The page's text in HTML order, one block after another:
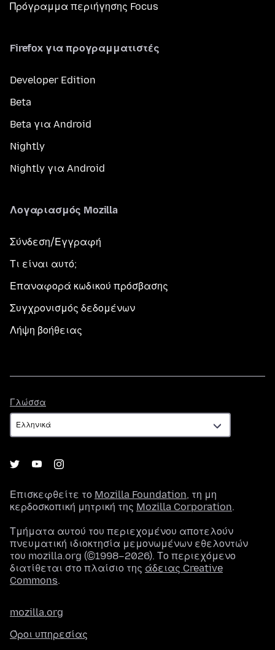
Πρόγραμμα περιήγησης Focus
Firefox για προγραμματιστές
Developer Edition
Beta
Beta για Android
Nightly
Nightly για Android
Λογαριασμός Mozilla
Σύνδεση/Εγγραφή
Τι είναι αυτό;
Επαναφορά κωδικού πρόσβασης
Συγχρονισμός δεδομένων
Λήψη βοήθειας
Γλώσσα
Επισκεφθείτε το Mozilla Foundation, τη μη
κερδοσκοπική μητρική της Mozilla Corporation.
Τμήματα αυτού του περιεχομένου αποτελούν
πνευματική ιδιοκτησία μεμονωμένων εθελοντών
του mozilla.org (©1998–2026). Το περιεχόμενο
διατίθεται στο πλαίσιο της άδειας Creative
Commons.
mozilla.org
Όροι υπηρεσίας